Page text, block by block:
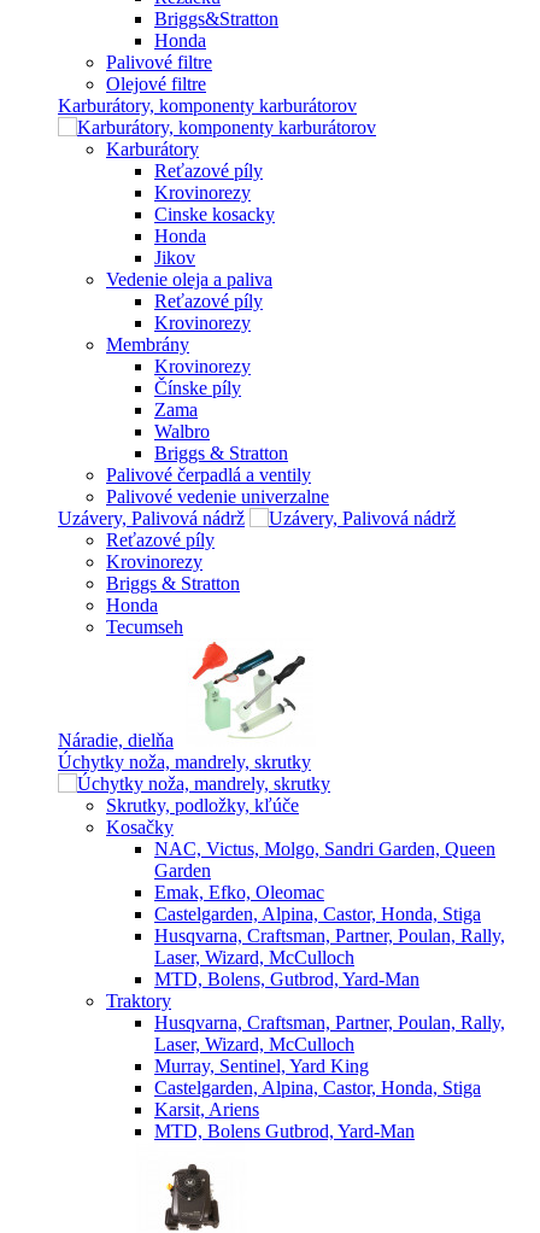
Briggs&Stratton
Honda
Palivové filtre
Olejové filtre
Karburátory, komponenty karburátorov
Karburátory
Reťazové píly
Krovinorezy
Cinske kosacky
Honda
Jikov
Vedenie oleja a paliva
Reťazové píly
Krovinorezy
Membrány
Krovinorezy
Čínske píly
Zama
Walbro
Briggs & Stratton
Palivové čerpadlá a ventily
Palivové vedenie univerzalne
Uzávery, Palivová nádrž
Reťazové píly
Krovinorezy
Briggs & Stratton
Honda
Tecumseh
Náradie, dielňa
Úchytky noža, mandrely, skrutky
Skrutky, podložky, kľúče
Kosačky
NAC, Victus, Molgo, Sandri Garden, Queen
Garden
Emak, Efko, Oleomac
Castelgarden, Alpina, Castor, Honda, Stiga
Husqvarna, Craftsman, Partner, Poulan, Rally,
Laser, Wizard, McCulloch
MTD, Bolens, Gutbrod, Yard-Man
Traktory
Husqvarna, Craftsman, Partner, Poulan, Rally,
Laser, Wizard, McCulloch
Murray, Sentinel, Yard King
Castelgarden, Alpina, Castor, Honda, Stiga
Karsit, Ariens
MTD, Bolens Gutbrod, Yard-Man